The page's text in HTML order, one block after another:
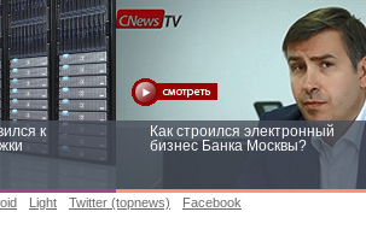
к
Как строился электронный
бизнес Банка Москвы?
Light Twitter (topnews) Facebook